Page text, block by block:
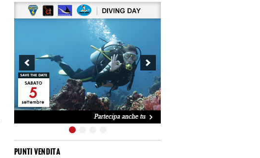
PUNTI VENDITA